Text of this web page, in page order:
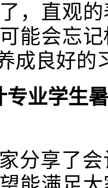
，直观
能会忘
成良好的
专业学生
分享了